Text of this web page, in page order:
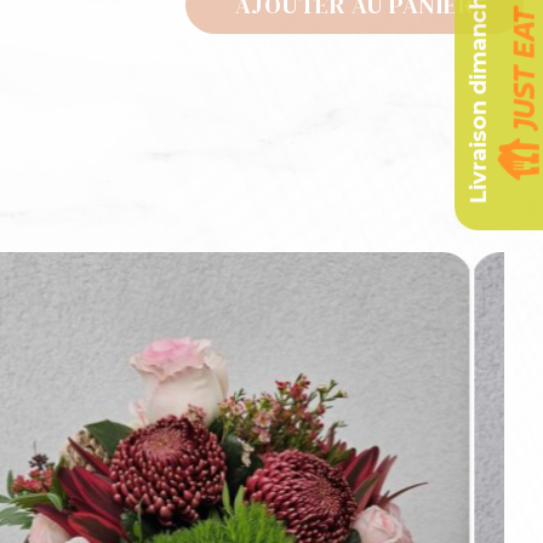
Livraison dimanche